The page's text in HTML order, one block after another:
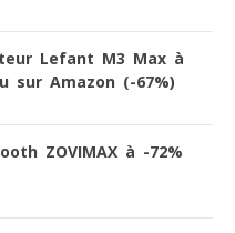
Lefant M3 Max à
sur Amazon (-67%)
ZOVIMAX à -72%